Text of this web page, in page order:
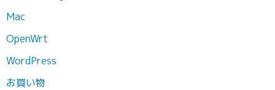
Mac
OpenWrt
WordPress
お買い物